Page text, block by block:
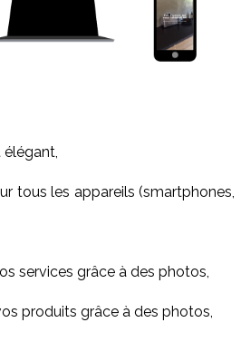
élégant,
tous les appareils (smartphones,
services grâce à des photos,
produits grâce à des photos,